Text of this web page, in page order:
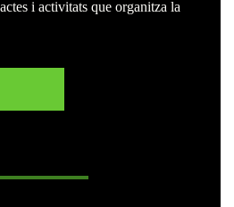
i activitats que organitza la